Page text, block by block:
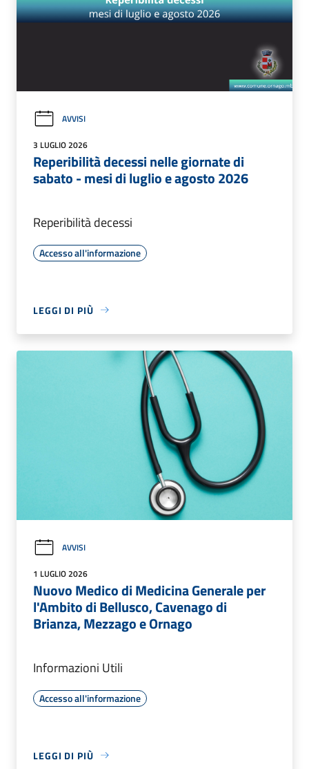
AVVISI
3 LUGLIO 2026
Reperibilità decessi nelle giornate di
sabato - mesi di luglio e agosto 2026
Reperibilità decessi
Accesso all'informazione
LEGGI DI PIÙ
AVVISI
1 LUGLIO 2026
Nuovo Medico di Medicina Generale per
l'Ambito di Bellusco, Cavenago di
Brianza, Mezzago e Ornago
Informazioni Utili
Accesso all'informazione
LEGGI DI PIÙ